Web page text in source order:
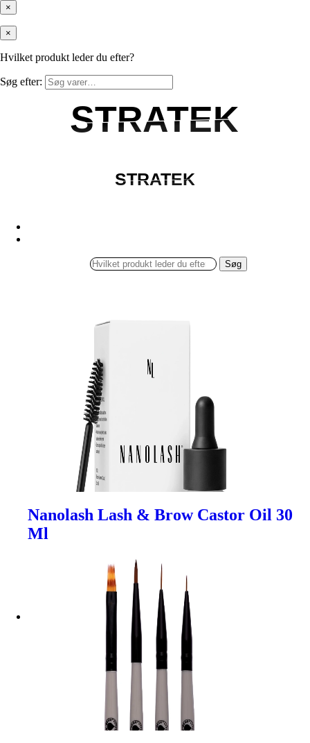
×
×
Hvilket produkt leder du efter?
Søg efter:
STRATEK
STRATEK
STRATEK
STRATEK
Søg
Nanolash Lash & Brow Castor Oil 30
Ml